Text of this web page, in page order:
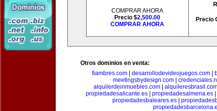
COMPRAR AHORA
Precio $2,500.00
COMPRAR AHORA
Precio
Otros dominios en venta:
fiambres.com| desarrollodevideojuegos.com|
meetingsbydesign.com|
alquilerdeinmuebles.com|
propiedadesalicante.es| propiedadesalmeria.es|
propiedadesbaleares.es